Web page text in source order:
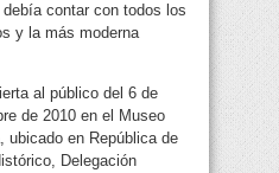
contar con todos los
y la más moderna
al público del 6 de
de 2010 en el Museo
ubicado en República de
Delegación